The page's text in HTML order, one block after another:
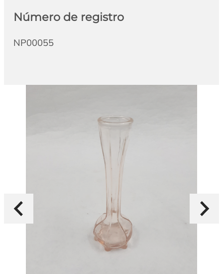
Número de registro
NP00055